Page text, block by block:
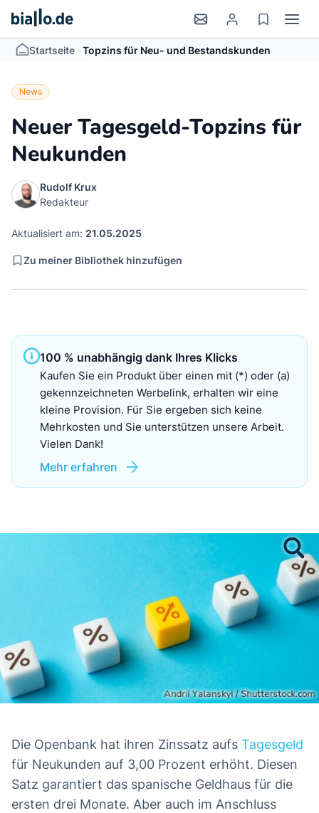
Startseite > Topzins für Neu- und Bestandskunden
News
Neuer Tagesgeld-Topzins für
Neukunden
Rudolf Krux
Redakteur
Aktualisiert am: 21.05.2025
Zu meiner Bibliothek hinzufügen
100 % unabhängig dank Ihres Klicks
Kaufen Sie ein Produkt über einen mit (*) oder (a)
gekennzeichneten Werbelink, erhalten wir eine
kleine Provision. Für Sie ergeben sich keine
Mehrkosten und Sie unterstützen unsere Arbeit.
Vielen Dank!
Mehr erfahren
Das erwartet Sie in diesem Artikel
Die Openbank hat ihren Zinssatz aufs Tagesgeld
für Neukunden auf 3,00 Prozent erhöht. Diesen
Satz garantiert das spanische Geldhaus für die
ersten drei Monate. Aber auch im Anschluss